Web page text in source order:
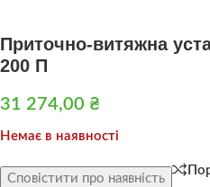
Приточно-витяжна
200 П
31 274,00 ₴
Немає в наявності
Сповістити про наявність